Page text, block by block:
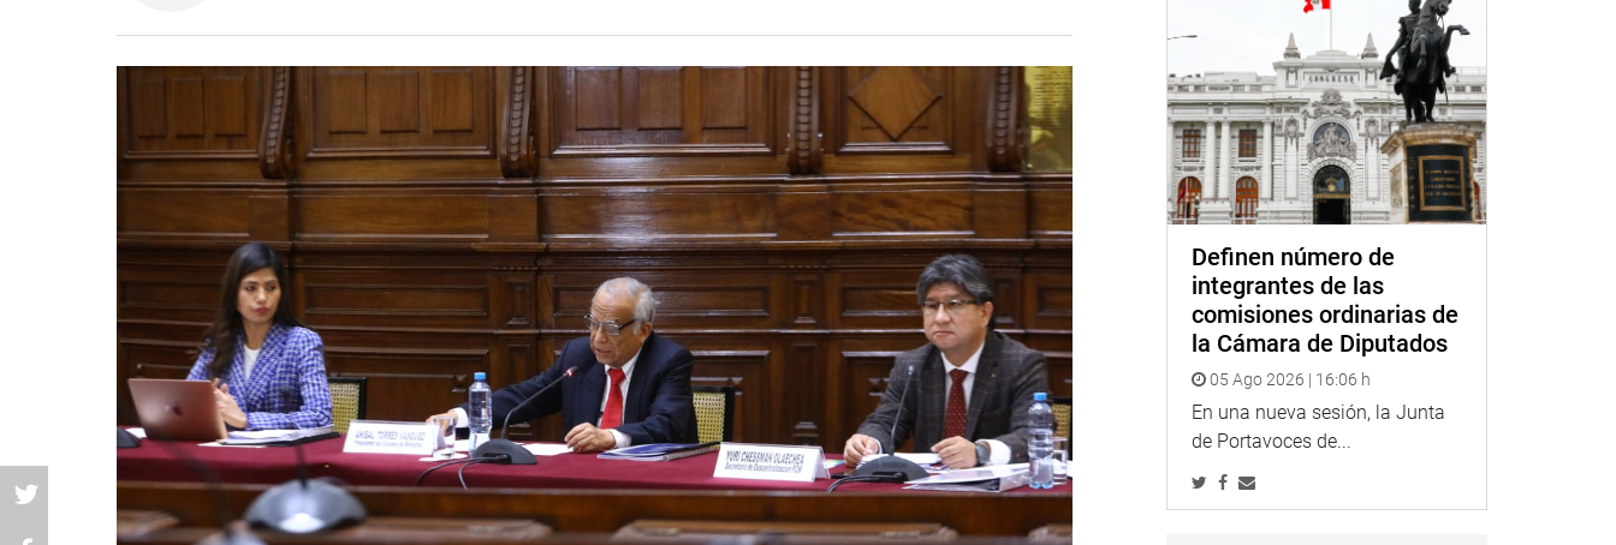
Definen número de
integrantes de las
comisiones ordinarias de
la Cámara de Diputados
05 Ago 2026 | 16:06 h
En una nueva sesión, la Junta
de Portavoces de...